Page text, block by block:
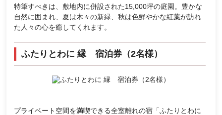
特筆すべきは、敷地内に併設された15,000坪の庭園。豊かな
自然に囲まれ、夏は木々の新緑、秋は色鮮やかな紅葉が訪れ
た人々の心を癒してくれます。
ふたりとわに 縁 宿泊券（2名様）
プライベート空間を満喫できる全室離れの宿「ふたりとわに